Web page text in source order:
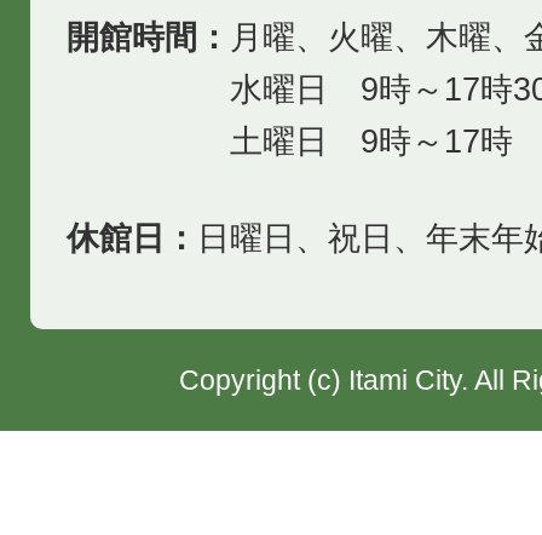
開館時間： 月曜、火曜、木曜
水曜日 9時～17時
土曜日 9時～17時
休館日： 日曜日、祝日、年末年
Copyright (c) Itami City. All